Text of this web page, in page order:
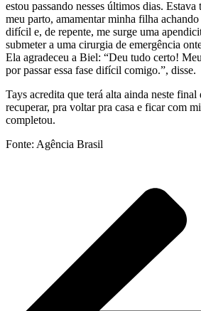
estou passando nesses últimos dias.
meu parto, amamentar minha filha achando
difícil e, de repente, me surge uma
submeter a uma cirurgia de emergência
Ela agradeceu a Biel: “Deu tudo certo!
por passar essa fase difícil comigo.”, disse.
Tays acredita que terá alta ainda neste final
recuperar, pra voltar pra casa e ficar com
completou.
Fonte: Agência Brasil